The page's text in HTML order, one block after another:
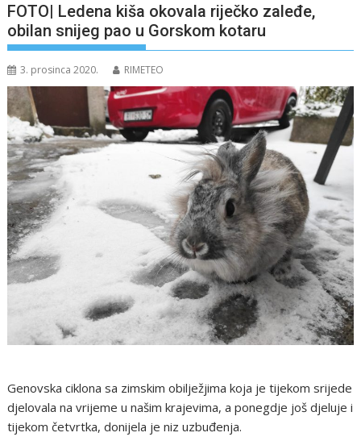
FOTO| Ledena kiša okovala riječko zaleđe,
obilan snijeg pao u Gorskom kotaru
3. prosinca 2020. RIMETEO
Genovska ciklona sa zimskim obilježjima koja je tijekom srijede
djelovala na vrijeme u našim krajevima, a ponegdje još djeluje i
tijekom četvrtka, donijela je niz uzbuđenja.